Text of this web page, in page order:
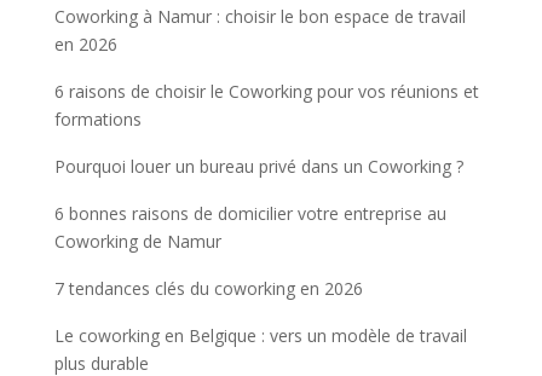
Coworking à Namur : choisir le bon espace de travail
en 2026
6 raisons de choisir le Coworking pour vos réunions et
formations
Pourquoi louer un bureau privé dans un Coworking ?
6 bonnes raisons de domicilier votre entreprise au
Coworking de Namur
7 tendances clés du coworking en 2026
Le coworking en Belgique : vers un modèle de travail
plus durable